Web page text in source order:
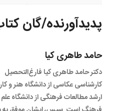
پدیدآورنده/گان
حامد طاهری کیا
دکتر حامد طاهری کیا فارغ‌التحصیل
کارشناسی عکاسی از دانشگاه هنر و
ارشد مطالعات فرهنگی از دانشگاه